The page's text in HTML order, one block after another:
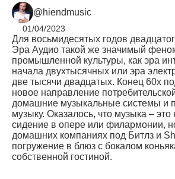
@hiendmusic
01/04/2023
Для восьмидесятых годов
Эра Аудио такой же значимый
промышленной культуры, как эра
начала двухтысячных или эра
две тысячи двадцатых. Конец 60х
новое направление
домашние музыкальные системы и
музыку. Оказалось, что музыка – это
сидение в опере или филармонии,
домашних компаниях под Битлз и
погружение в блюз с бокалом
собственной гостиной.